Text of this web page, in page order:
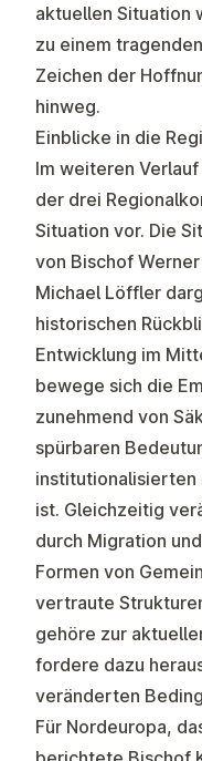
aktuellen Situation
zu einem
Zeichen der
hinweg.
Einblicke in die
Im weiteren
der drei
Situation vor. Die
von Bischof
Michael Löffler
historischen
Entwicklung im
bewege sich die
zunehmend von
spürbaren
institutionalisierten
ist. Gleichzeitig
durch Migration
Formen von
vertraute
gehöre zur
fordere dazu
veränderten
Für Nordeuropa,